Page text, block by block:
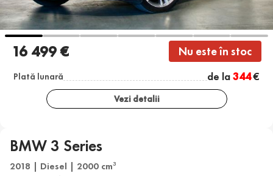
16 499 € Nu este în stoc
Plată lunară de la344€
Vezi detalii
BMW 3 Series
2018 | Diesel | 2000 cm3